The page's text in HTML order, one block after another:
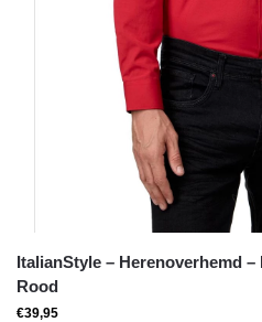
ItalianStyle – Herenoverhemd
Rood
€39,95